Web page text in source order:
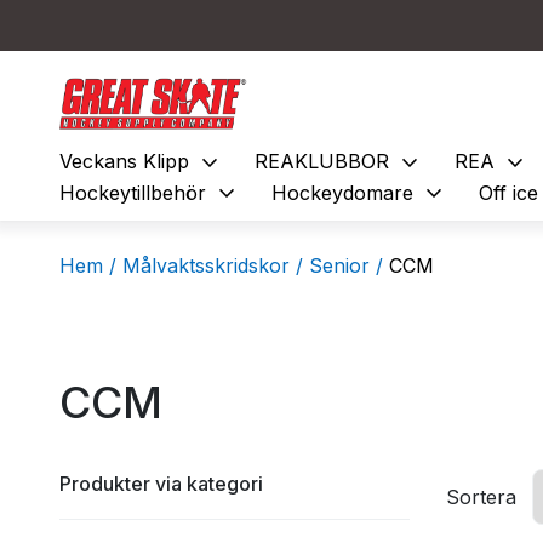
Veckans Klipp expand_more REAKLUBBOR expand_more REA expand_more
Hockeytillbehör expand_more Hockeydomare expand_more Off ice
Hem / Målvaktsskridskor / Senior / CCM
CCM
Produkter via kategori
Sortera